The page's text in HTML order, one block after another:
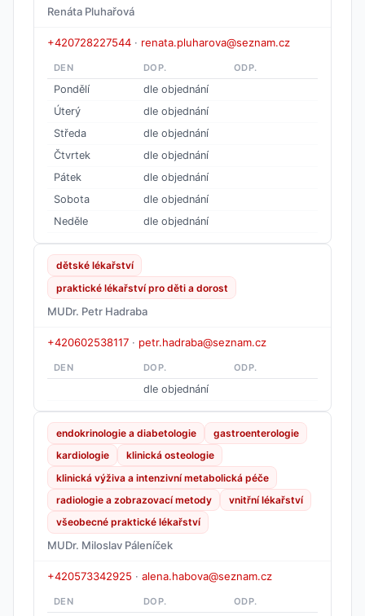
Renáta Pluhařová
+420728227544 · renata.pluharova@seznam.cz
DEN DOP. ODP.
Pondělí
dle objednání
Úterý
dle objednání
Středa
dle objednání
Čtvrtek
dle objednání
Pátek
dle objednání
Sobota
dle objednání
Neděle
dle objednání
dětské lékařství
praktické lékařství pro děti a dorost
MUDr. Petr Hadraba
+420602538117 · petr.hadraba@seznam.cz
DEN DOP. ODP.
dle objednání
endokrinologie a diabetologie
gastroenterologie
kardiologie
klinická osteologie
klinická výživa a intenzivní metabolická péče
radiologie a zobrazovací metody
vnitřní lékařství
všeobecné praktické lékařství
MUDr. Miloslav Páleníček
+420573342925 · alena.habova@seznam.cz
DEN DOP. ODP.